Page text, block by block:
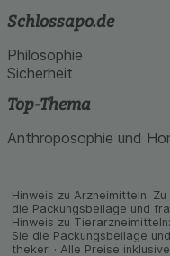
Schlossapo.de
Philosophie
Sicherheit
Top-Thema
Anthroposophie und
Hinweis zu Arzneimitteln:
die Packungs­beilage und
Hinweis zu
Sie die Packungs­beilage
theker. · Alle Preise